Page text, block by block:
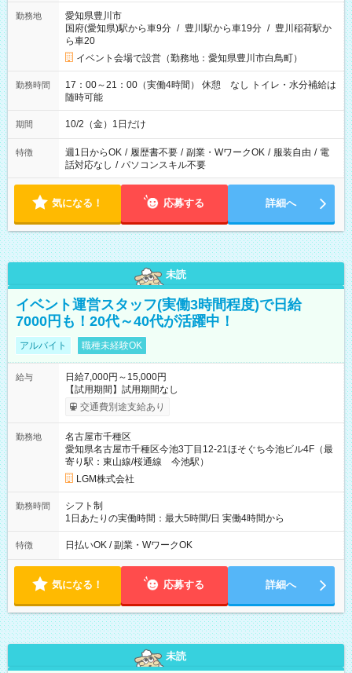
勤務地
愛知県豊川市
国府(愛知県)駅から車9分 / 豊川駅から車19分 / 豊川稲荷駅か
ら車20
イベント会場で設営（勤務地：愛知県豊川市白鳥町）
勤務時間
17：00～21：00（実働4時間） 休憩 なし トイレ・水分補給は
随時可能
期間 10/2（金）1日だけ
特徴 週1日からOK / 履歴書不要 / 副業・WワークOK / 服装自由 / 電
話対応なし / パソコンスキル不要
気になる！ 応募する 詳細へ
未読
イベント運営スタッフ(実働3時間程度)で日給
7000円も！20代～40代が活躍中！
アルバイト 職種未経験OK
給与
日給7,000円～15,000円
【試用期間】試用期間なし
交通費別途支給あり
勤務地
名古屋市千種区
愛知県名古屋市千種区今池3丁目12-21ほそぐち今池ビル4F（最
寄り駅：東山線/桜通線 今池駅）
LGM株式会社
勤務時間
シフト制
1日あたりの実働時間：最大5時間/日 実働4時間から
特徴 日払いOK / 副業・WワークOK
気になる！ 応募する 詳細へ
未読